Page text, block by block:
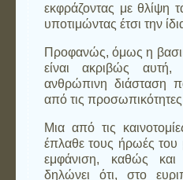
εκφράζοντας με θλίψη
υποτιμώντας έτσι την
Προφανώς, όμως η
είναι ακριβώς
ανθρώπινη διάσταση
από τις
Μια από τις
έπλαθε τους ήρωές του
εμφάνιση, καθώς
δηλώνει ότι, στο